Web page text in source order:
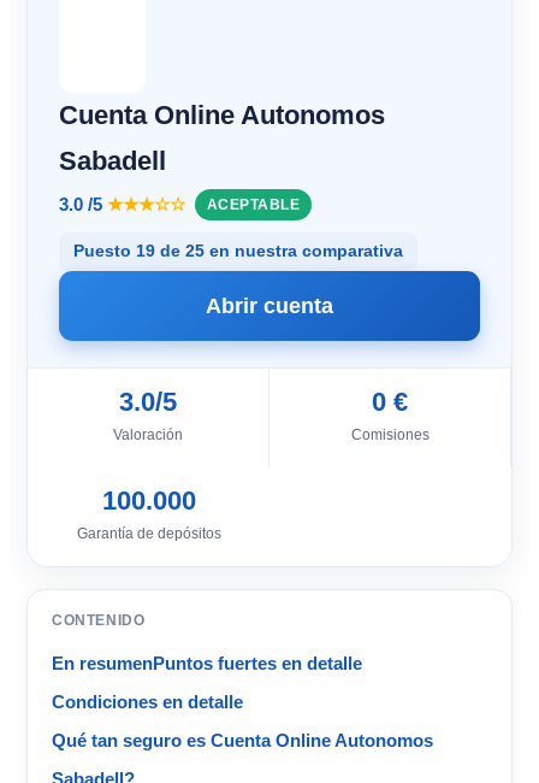
Cuenta Online Autonomos
Sabadell
3.0 /5 ★★★☆☆ ACEPTABLE
Puesto 19 de 25 en nuestra comparativa
Abrir cuenta
3.0/5
Valoración
0 €
Comisiones
100.000
Garantía de depósitos
CONTENIDO
En resumenPuntos fuertes en detalle
Condiciones en detalle
Qué tan seguro es Cuenta Online Autonomos